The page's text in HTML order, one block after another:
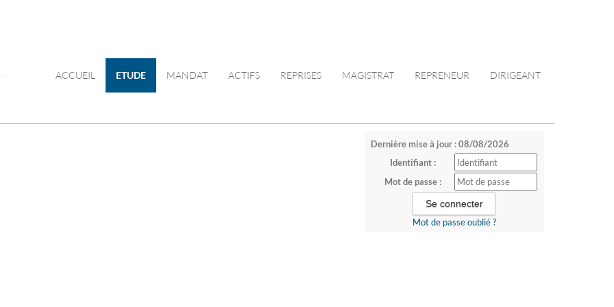
ACCUEIL ETUDE MANDAT ACTIFS REPRISES MAGISTRAT REPRENEUR DIRIGEANT
Dernière mise à jour : 08/08/2026
Identifiant :
Mot de passe :
Mot de passe oublié ?